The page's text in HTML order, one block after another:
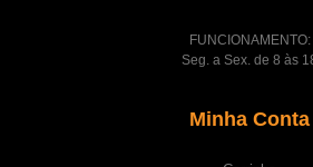
FUNCIONAMENTO:
Seg. a Sex. de 8 às
Minha Conta